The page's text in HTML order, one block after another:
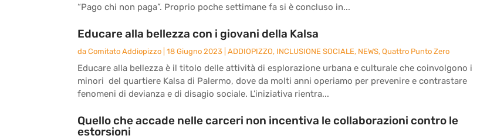
“Pago chi non paga”. Proprio poche settimane fa si è concluso in...
Educare alla bellezza con i giovani della Kalsa
da Comitato Addiopizzo 18 Giugno 2023 ADDIOPIZZO, INCLUSIONE SOCIALE, NEWS, Quattro Punto Zero
Educare alla bellezza è il titolo delle attività di esplorazione urbana e culturale che coinvolgono i
minori del quartiere Kalsa di Palermo, dove da molti anni operiamo per prevenire e contrastare
fenomeni di devianza e di disagio sociale. L’iniziativa rientra...
Quello che accade nelle carceri non incentiva le collaborazioni contro le
estorsioni